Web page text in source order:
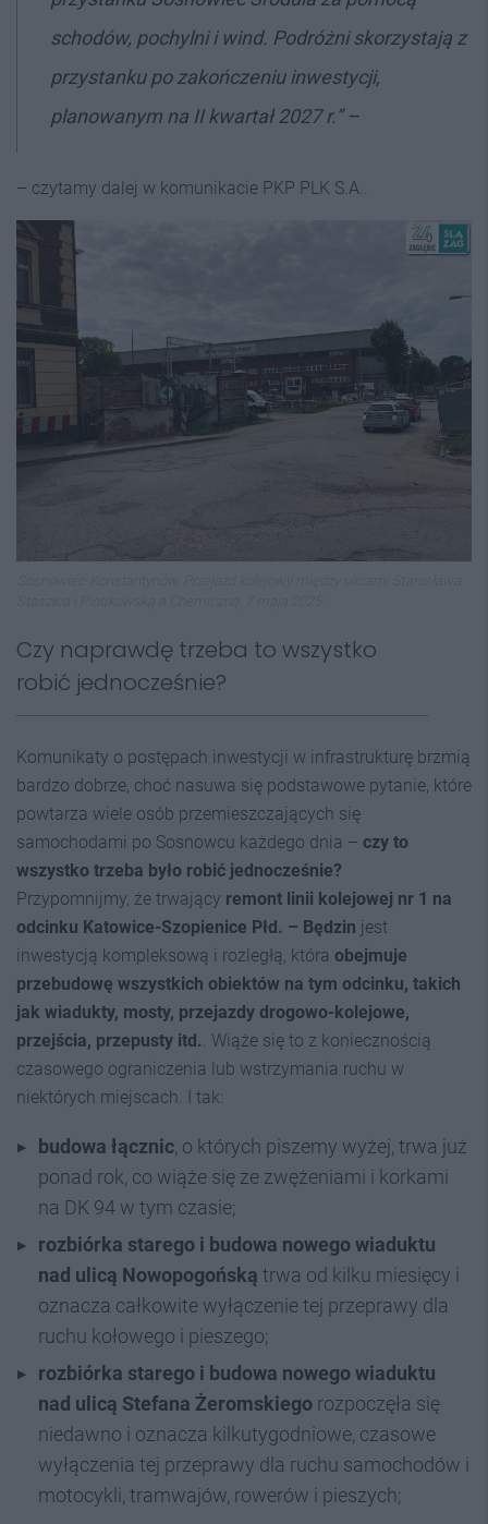
schodów, pochylni i wind. Podróżni skorzystają z
przystanku po zakończeniu inwestycji,
planowanym na II kwartał 2027 r.” –
– czytamy dalej w komunikacie PKP PLK S.A..
Czy naprawdę trzeba to wszystko
robić jednocześnie?
Komunikaty o postępach inwestycji w infrastrukturę brzmią
bardzo dobrze, choć nasuwa się podstawowe pytanie, które
powtarza wiele osób przemieszczających się
samochodami po Sosnowcu każdego dnia – czy to
wszystko trzeba było robić jednocześnie?
Przypomnijmy, że trwający remont linii kolejowej nr 1 na
odcinku Katowice-Szopienice Płd. – Będzin jest
inwestycją kompleksową i rozległą, która obejmuje
przebudowę wszystkich obiektów na tym odcinku, takich
jak wiadukty, mosty, przejazdy drogowo-kolejowe,
przejścia, przepusty itd.. Wiąże się to z koniecznością
czasowego ograniczenia lub wstrzymania ruchu w
niektórych miejscach. I tak:
budowa łącznic , o których piszemy wyżej, trwa już
ponad rok, co wiąże się ze zwężeniami i korkami
na DK 94 w tym czasie;
rozbiórka starego i budowa nowego wiaduktu
nad ulicą Nowopogońską trwa od kilku miesięcy i
oznacza całkowite wyłączenie tej przeprawy dla
ruchu kołowego i pieszego;
rozbiórka starego i budowa nowego wiaduktu
nad ulicą Stefana Żeromskiego rozpoczęła się
niedawno i oznacza kilkutygodniowe, czasowe
wyłączenia tej przeprawy dla ruchu samochodów i
motocykli, tramwajów, rowerów i pieszych;